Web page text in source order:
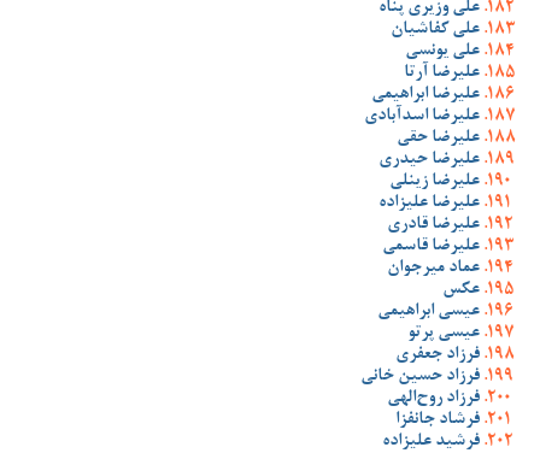
علی وزیری پناه
علی کفاشیان
علی یونسی
علیرضا آرتا
علیرضا ابراهیمی
علیرضا اسدآبادی
علیرضا حقی
علیرضا حیدری
علیرضا زینلی
علیرضا علیزاده
علیرضا قادری
علیرضا قاسمی
عماد میرجوان
عکس
عیسی ابراهیمی
عیسی پرتو
فرزاد جعفری
فرزاد حسین خانی
فرزاد روح‌الهی
فرشاد جانفزا
فرشید علیزاده